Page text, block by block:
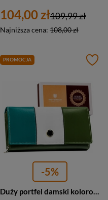
104,00 zł
Najniższa cena: 108,00 zł
109,99 zł
PROMOCJA
-5%